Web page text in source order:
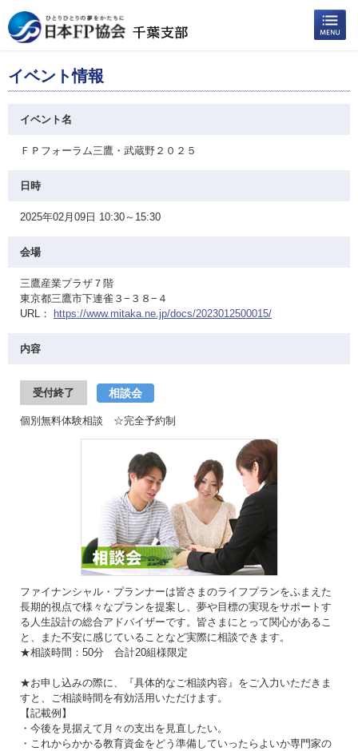
イベント情報
イベント名
ＦＰフォーラム三鷹・武蔵野２０２５
日時
2025年02月09日 10:30～15:30
会場
三鷹産業プラザ７階
東京都三鷹市下連雀３−３８−４
URL：
https://www.mitaka.ne.jp/docs/2023012500015/
内容
受付終了 相談会
個別無料体験相談 ☆完全予約制
ファイナンシャル・プランナーは皆さまのライフプランをふまえた
長期的視点で様々なプランを提案し、夢や目標の実現をサポートす
る人生設計の総合アドバイザーです。皆さまにとって関心があるこ
と、また不安に感じていることなど実際に相談できます。
★相談時間：50分 合計20組様限定
★お申し込みの際に、『具体的なご相談内容』をご入力いただきま
すと、ご相談時間を有効活用いただけます。
【記載例】
・今後を見据えて月々の支出を見直したい。
・これからかかる教育資金をどう準備していったらよいか専門家の